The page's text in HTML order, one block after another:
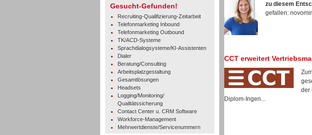
Gesucht-Gefunden!
Recruiting-Qualifizierung-Zeitarbeit
Telefonmarketing Inbound
Telefonmarketing Outbound
TK/ACD-Systeme
Sprachdialogsysteme/KI-Assistenten
Dialer
Beratung/Consulting
Arbeitsplatzgestaltung
Gesamtlösungen
Headsets
Logging/Monitoring/
Qualitätssicherung
Contact Center u. CRM Software
Workforce-Management
Mehrwertdienste/Servicenummern
zu diesem
gefallen:
CCT erweitert
der
Diplom-Ingen...